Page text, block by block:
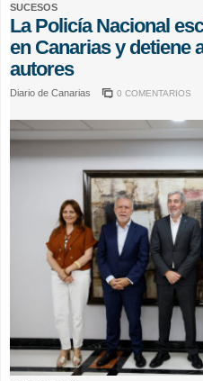
SUCESOS
La Policía Nacional
en Canarias y detiene
autores
Diario de Canarias 0 COMENTARIOS